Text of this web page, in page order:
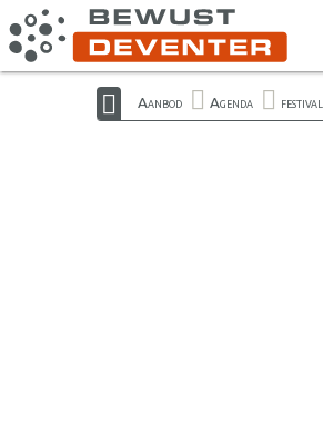
Aanbod Agenda festival